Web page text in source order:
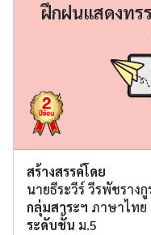
ฝึกฝนแสดงทร
สร้างสรรค์โดย
นายธีระวีร์ วีรพัชรางกู
กลุ่มสาระฯ ภาษาไทย
ระดับชั้น ม.5